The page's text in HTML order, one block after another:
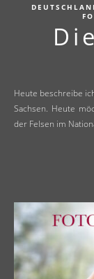
Heute beschreibe ich ein wenig die Highlights der Sächsischen Schweiz in
Sachsen. Heute
der Felsen im